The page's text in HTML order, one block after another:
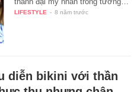
LIFESTYLE - 8 năm trước
diễn bikini với thần